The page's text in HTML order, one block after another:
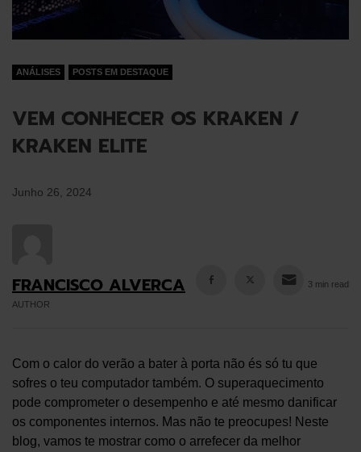
ANÁLISES POSTS EM DESTAQUE
VEM CONHECER OS KRAKEN /
KRAKEN ELITE
Junho 26, 2024
FRANCISCO ALVERCA
AUTHOR
3 min read
Com o calor do verão a bater à porta não és só tu que
sofres o teu computador também. O superaquecimento
pode comprometer o desempenho e até mesmo danificar
os componentes internos. Mas não te preocupes! Neste
blog, vamos te mostrar como o arrefecer da melhor